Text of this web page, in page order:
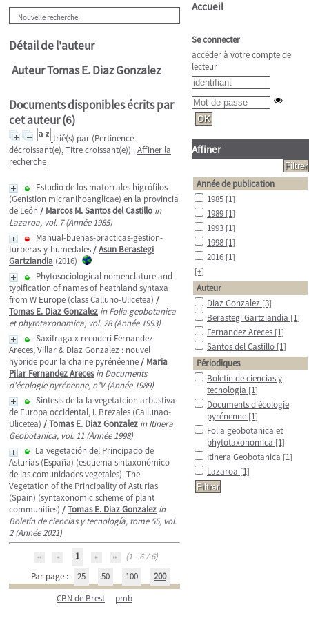
Nouvelle recherche
Détail de l'auteur
Auteur Tomas E. Diaz Gonzalez
Documents disponibles écrits par
cet auteur (6)
trié(s) par (Pertinence
décroissant(e), Titre croissant(e)) Affiner la
recherche
Estudio de los matorrales higrófilos
(Genistion micranihoanglicae) en la provincia
de León / Marcos M. Santos del Castillo in
Lazaroa, vol. 7 (Année 1985)
Manual-buenas-practicas-gestion-
turberas-y-humedales/Asun Berastegi
Gartziandia (2016)
Phytosociological nomenclature and
typification of names of heathland syntaxa
from W Europe (class Calluno-Ulicetea) /
Tomas E. Diaz Gonzalez in Folia geobotanica
et phytotaxonomica, vol. 28 (Année 1993)
Saxifraga x recoderi Fernandez
Areces, Villar & Diaz Gonzalez : nouvel
hybride pour la chaine pyrénéenne/ Maria
Pilar Fernandez Areces in Documents
d'écologie pyrénenne, n°V (Année 1989)
Sintesis de la la vegetatcion arbustiva
de Europa occidental, I. Brezales (Callunao-
Ulicetea) /Tomas E. Diaz Gonzalez in Itinera
Geobotanica, vol. 11 (Année 1998)
La vegetación del Principado de
Asturias (España) (esquema sintaxonómico
de las comunidades vegetales). The
Vegetation of the Principality of Asturias
(Spain) (syntaxonomic scheme of plant
communities) /Tomas E. Diaz Gonzalez in
Boletín de ciencias y tecnología, tome 55, vol.
2 (Année 2021)
1
(1 - 6 / 6)
Par page :
25 50 100
200
CBN de Brest
pmb
Accueil
Se connecter
accéder à votre compte de
lecteur
Affiner
Année de publication
1985 [1]
1989 [1]
1993 [1]
1998 [1]
2016 [1]
[+]
Auteur
Diaz Gonzalez [3]
Berastegi Gartziandia [1]
Fernandez Areces [1]
Santos del Castillo [1]
Périodiques
Boletín de ciencias y
tecnología [1]
Documents d'écologie
pyrénenne [1]
Folia geobotanica et
phytotaxonomica [1]
Itinera Geobotanica [1]
Lazaroa [1]